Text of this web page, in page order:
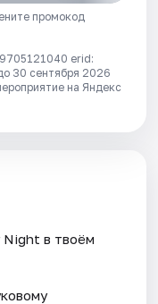
промокод
erid:
30 сентября 2026
на Яндекс
Night в твоём